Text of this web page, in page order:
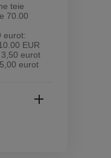
teie
70.00
eurot:
EUR
eurot
eurot